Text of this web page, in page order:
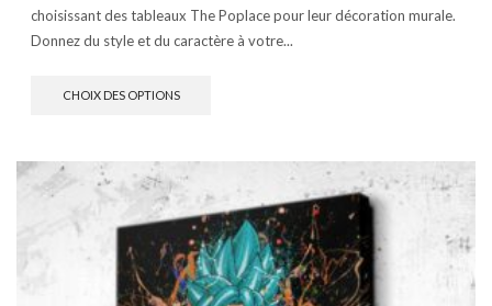
choisissant des tableaux The Poplace pour leur décoration murale.
Donnez du style et du caractère à votre...
CHOIX DES OPTIONS